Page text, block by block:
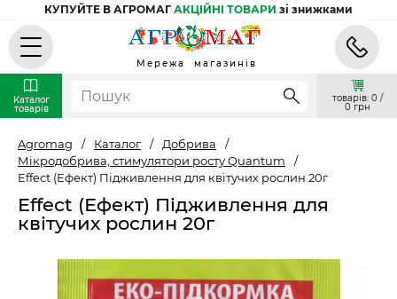
КУПУЙТЕ В АГРОМАГ АКЦІЙНІ ТОВАРИ зі знижками
Мережа магазинів
Каталог
товарів
товарів: 0 /
0 грн
Agromag / Каталог / Добрива
/
Мікродобрива, стимулятори росту Quantum
/
Effect (Ефект) Підживлення для квітучих рослин 20г
Effect (Ефект) Підживлення для
квітучих рослин 20г